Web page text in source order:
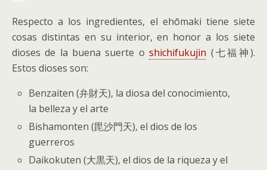
Respecto a los ingredientes, el ehōmaki tiene siete
cosas distintas en su interior, en honor a los siete
dioses de la buena suerte oshichifukujin (七福神).
Estos dioses son:
Benzaiten (弁財天), la diosa del conocimiento,
la belleza y el arte
Bishamonten (毘沙門天), el dios de los
guerreros
Daikokuten (大黒天), el dios de la riqueza y el